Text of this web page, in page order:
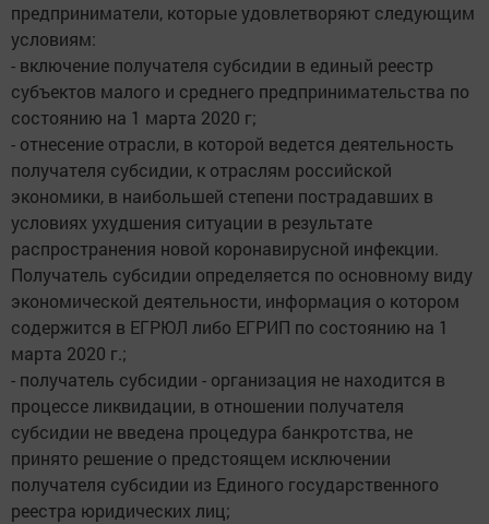
предприниматели, которые удовлетворяют следующим
условиям:
- включение получателя субсидии в единый реестр
субъектов малого и среднего предпринимательства по
состоянию на 1 марта 2020 г;
- отнесение отрасли, в которой ведется деятельность
получателя субсидии, к отраслям российской
экономики, в наибольшей степени пострадавших в
условиях ухудшения ситуации в результате
распространения новой коронавирусной инфекции.
Получатель субсидии определяется по основному виду
экономической деятельности, информация о котором
содержится в ЕГРЮЛ либо ЕГРИП по состоянию на 1
марта 2020 г.;
- получатель субсидии - организация не находится в
процессе ликвидации, в отношении получателя
субсидии не введена процедура банкротства, не
принято решение о предстоящем исключении
получателя субсидии из Единого государственного
реестра юридических лиц;